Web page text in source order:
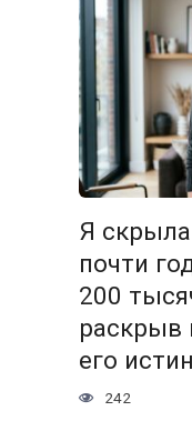
Я
почти
200
раскрыв
его
242